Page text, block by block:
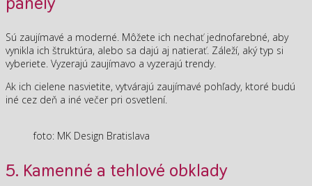
Sú zaujímavé a moderné. Môžete ich nechať jednofarebné, aby
vynikla ich štruktúra, alebo sa dajú aj natierať. Záleží, aký typ si
vyberiete. Vyzerajú zaujímavo a vyzerajú trendy.
Ak ich cielene nasvietite, vytvárajú zaujímavé pohľady, ktoré budú
iné cez deň a iné večer pri osvetlení.
foto: MK Design Bratislava
5. Kamenné a tehlové obklady